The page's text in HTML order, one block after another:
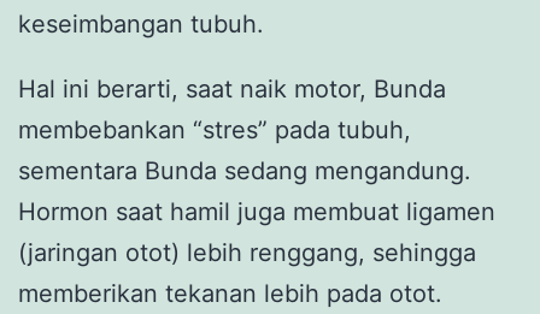
keseimbangan tubuh.
Hal ini berarti, saat naik motor, Bunda
membebankan “stres” pada tubuh,
sementara Bunda sedang mengandung.
Hormon saat hamil juga membuat ligamen
(jaringan otot) lebih renggang, sehingga
memberikan tekanan lebih pada otot.